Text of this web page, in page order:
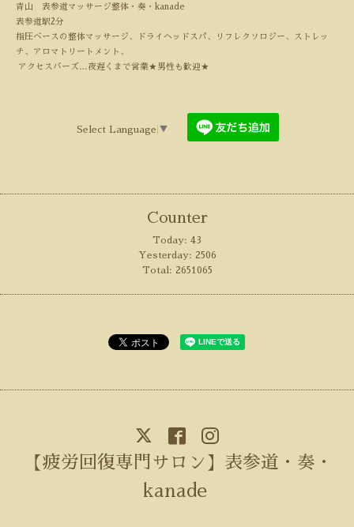
青山 表参道マッサージ整体・奏・
kanade
表参道駅2分
指圧ベースの整体マッサージ、ドライヘッドスパ、リフレクソロジー、ストレッ
チ、アロマトリートメント、
アクセスバーズ…夜遅くまで営業★男性も歓迎★
Select Language ▼
Counter
Today: 43
Yesterday: 2506
Total: 2651065
【疲労回復専門サロン】表参道・奏・
kanade